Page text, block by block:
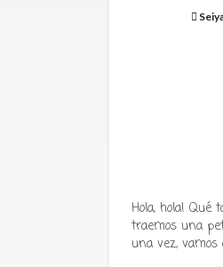
Hola, hola! Qué
traemos una
una vez,